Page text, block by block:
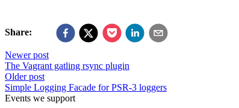
Share:
Newer post
The Vagrant gatling rsync plugin
Older post
Simple Logging Facade for PSR-3 loggers
Events we support